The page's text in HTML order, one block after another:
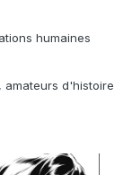
humaines
amateurs d'histoire